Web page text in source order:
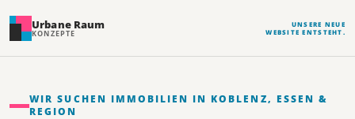
Urbane Raum
KONZEPTE
UNSERE NEUE
WEBSITE ENTSTEHT.
WIR SUCHEN IMMOBILIEN IN KOBLENZ, ESSEN &
REGION